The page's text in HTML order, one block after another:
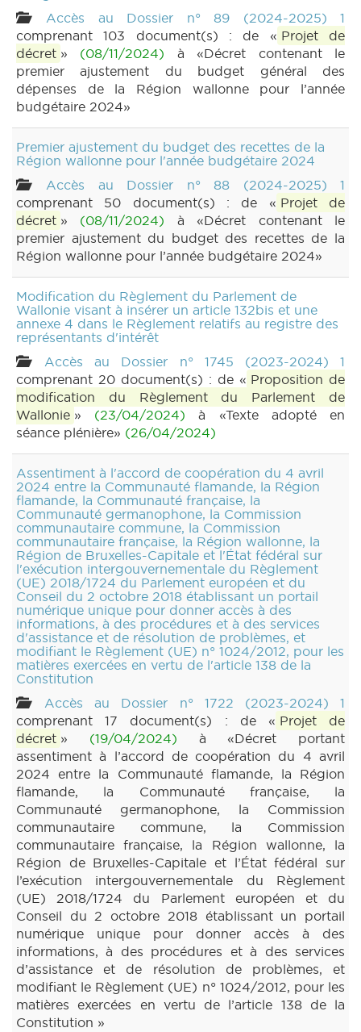
Accès au Dossier n° 89 (2024-2025) 1
comprenant 103 document(s) : de « Projet de
décret » (08/11/2024) à «Décret contenant le
premier ajustement du budget général des
dépenses de la Région wallonne pour l’année
budgétaire 2024»
Premier ajustement du budget des recettes de la
Région wallonne pour l'année budgétaire 2024
Accès au Dossier n° 88 (2024-2025) 1
comprenant 50 document(s) : de « Projet de
décret » (08/11/2024) à «Décret contenant le
premier ajustement du budget des recettes de la
Région wallonne pour l’année budgétaire 2024»
Modification du Règlement du Parlement de
Wallonie visant à insérer un article 132bis et une
annexe 4 dans le Règlement relatifs au registre des
représentants d'intérêt
Accès au Dossier n° 1745 (2023-2024) 1
comprenant 20 document(s) : de « Proposition de
modification du Règlement du Parlement de
Wallonie » (23/04/2024) à «Texte adopté en
séance plénière» (26/04/2024)
Assentiment à l'accord de coopération du 4 avril
2024 entre la Communauté flamande, la Région
flamande, la Communauté française, la
Communauté germanophone, la Commission
communautaire commune, la Commission
communautaire française, la Région wallonne, la
Région de Bruxelles-Capitale et l'État fédéral sur
l'exécution intergouvernementale du Règlement
(UE) 2018/1724 du Parlement européen et du
Conseil du 2 octobre 2018 établissant un portail
numérique unique pour donner accès à des
informations, à des procédures et à des services
d'assistance et de résolution de problèmes, et
modifiant le Règlement (UE) n° 1024/2012, pour les
matières exercées en vertu de l'article 138 de la
Constitution
Accès au Dossier n° 1722 (2023-2024) 1
comprenant 17 document(s) : de « Projet de
décret » (19/04/2024) à «Décret portant
assentiment à l’accord de coopération du 4 avril
2024 entre la Communauté flamande, la Région
flamande, la Communauté française, la
Communauté germanophone, la Commission
communautaire commune, la Commission
communautaire française, la Région wallonne, la
Région de Bruxelles-Capitale et l’État fédéral sur
l’exécution intergouvernementale du Règlement
(UE) 2018/1724 du Parlement européen et du
Conseil du 2 octobre 2018 établissant un portail
numérique unique pour donner accès à des
informations, à des procédures et à des services
d’assistance et de résolution de problèmes, et
modifiant le Règlement (UE) n° 1024/2012, pour les
matières exercées en vertu de l’article 138 de la
Constitution »